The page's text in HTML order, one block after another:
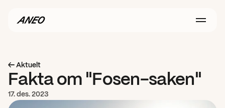
← Aktuelt
Fakta om "Fosen-saken"
17. des. 2023